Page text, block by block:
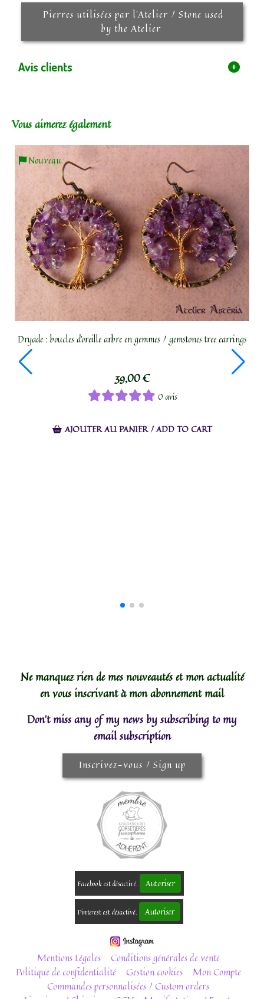
Pierres utilisées par l'Atelier / Stone used
by the Atelier
Avis clients
Vous aimerez également
Ne manquez rien de mes nouveautés et mon actualité
en vous inscrivant à mon abonnement mail
Don't miss any of my news by subscribing to my
email subscription
Inscrivez-vous / Sign up
Facebook est désactivé. Autoriser
Pinterest est désactivé. Autoriser
Mentions Légales
Conditions générales de vente
Politique de confidentialité
Gestion cookies
Mon Compte
Commandes personnalisées / Custom orders